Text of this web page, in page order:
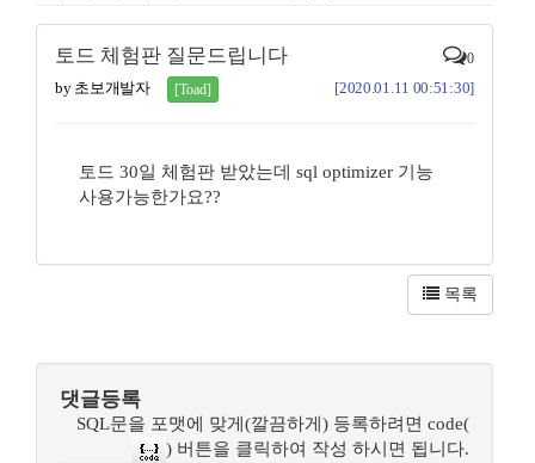
토드 체험판 질문드립니다 0
by 초보개발자 [Toad] [2020.01.11 00:51:30]
토드 30일 체험판 받았는데 sql optimizer 기능
사용가능한가요??
목록
댓글등록
SQL문을 포맷에 맞게(깔끔하게) 등록하려면 code(
) 버튼을 클릭하여 작성 하시면 됩니다.